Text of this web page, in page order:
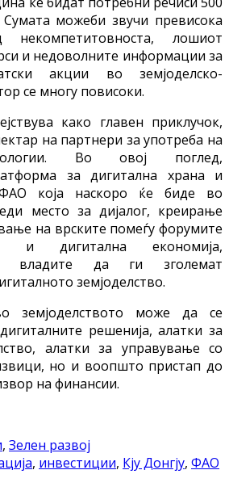
можеби звучи превисока
лошиот
и недоволните информации за
акции во земјоделско-
се многу повисоки.
како главен приклучок,
на партнери за употреба на
Во овој поглед,
за дигитална храна и
ФАО која наскоро ќе биде во
место за дијалог, креирање
на врските помеѓу форумите
и дигитална економија,
владите да ги зголемат
земјоделство.
земјоделството може да се
решенија, алатки за
алатки за управување со
но и воопшто пристап до
на финансии.
, Зелен развој
, инвестиции, Кју Донгју, ФАО